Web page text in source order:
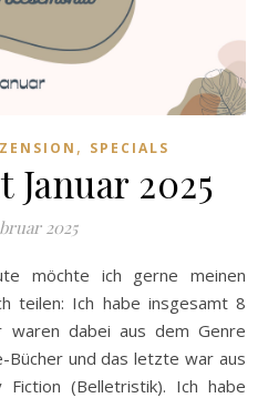
, SPECIALS
Januar 2025
2025
teilen: Ich habe insgesamt 8
waren dabei aus dem Genre
Bücher und das letzte war aus
(Belletristik). Ich habe